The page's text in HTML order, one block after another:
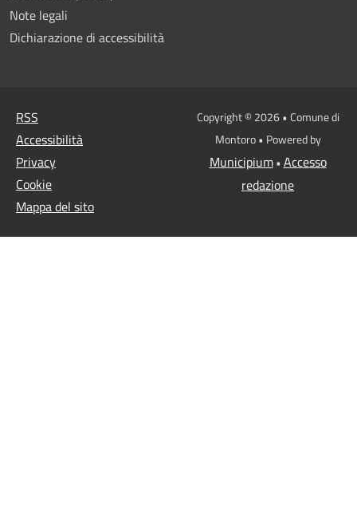
Note legali
Dichiarazione di accessibilità
RSS
Accessibilità
Privacy
Cookie
Mappa del sito
Copyright © 2026 • Comune di
Montoro • Powered by
Municipium• Accesso
redazione